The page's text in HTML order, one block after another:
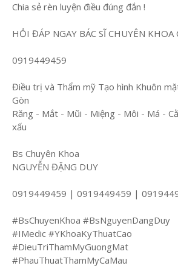
Chia sẻ rèn luyện điều đúng đắn !
HỎI ĐÁP NGAY BÁC SĨ CHUYÊN KHOA
0919449459
Điều trị và Thẩm mỹ Tạo hình Khuôn
Gòn
Răng - Mắt - Mũi - Miệng - Môi - Má -
xấu
Bs Chuyên Khoa
NGUYỄN ĐẶNG DUY
0919449459 | 0919449459 |
#BsChuyenKhoa #BsNguyenDangDuy
#IMedic #YKhoaKyThuatCao
#DieuTriThamMyGuongMat
#PhauThuatThamMyCaMau